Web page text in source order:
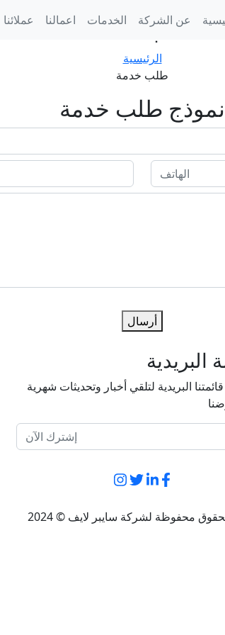
عن الشركة الخدمات اعمالنا عملائنا طلب خدمة
الرئيسية
طلب خدمة
نموذج طلب خدمة
أرسال
البريدية
البريدية لتلقي أخبار وتحديثات شهرية
محفوظة لشركة سايبر لايف © 2024